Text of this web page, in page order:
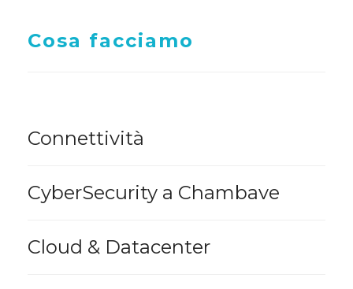
Cosa facciamo
Connettività
CyberSecurity a Chambave
Cloud & Datacenter